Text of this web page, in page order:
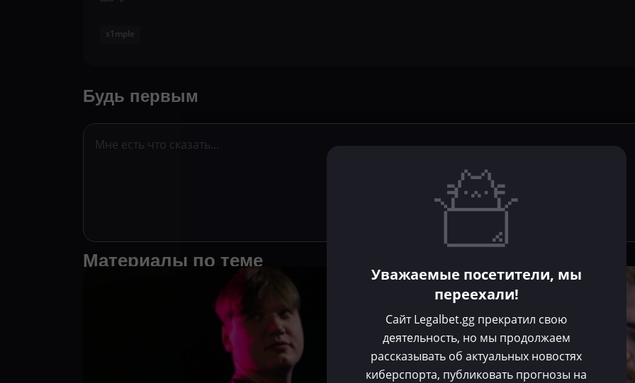
s1mple
Будь первым
Материалы по теме
CS 2
Уважаемые посетители, мы
переехали!
Сайт Legalbet.gg прекратил свою
деятельность, но мы продолжаем
рассказывать об актуальных новостях
киберспорта, публиковать прогнозы на